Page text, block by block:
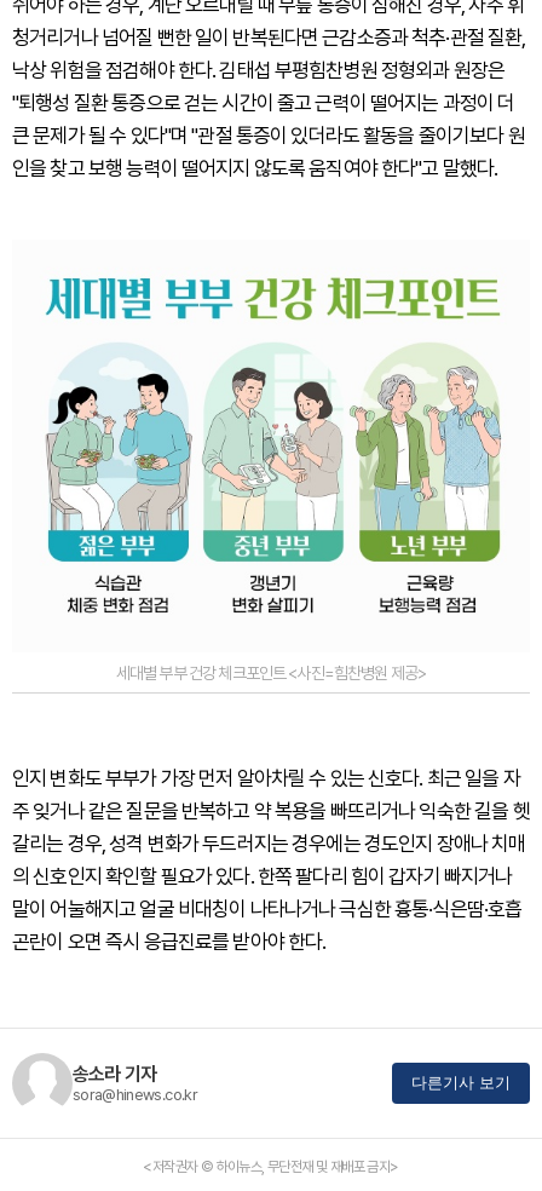
쉬어야 하는 경우, 계단 오르내릴 때 무릎 통증이 심해진 경우, 자주 휘
청거리거나 넘어질 뻔한 일이 반복된다면 근감소증과 척추·관절 질환,
낙상 위험을 점검해야 한다. 김태섭 부평힘찬병원 정형외과 원장은
"퇴행성 질환 통증으로 걷는 시간이 줄고 근력이 떨어지는 과정이 더
큰 문제가 될 수 있다"며 "관절 통증이 있더라도 활동을 줄이기보다 원
인을 찾고 보행 능력이 떨어지지 않도록 움직여야 한다"고 말했다.
세대별 부부 건강 체크포인트 <사진=힘찬병원 제공>
인지 변화도 부부가 가장 먼저 알아차릴 수 있는 신호다. 최근 일을 자
주 잊거나 같은 질문을 반복하고 약 복용을 빠뜨리거나 익숙한 길을 헷
갈리는 경우, 성격 변화가 두드러지는 경우에는 경도인지 장애나 치매
의 신호인지 확인할 필요가 있다. 한쪽 팔다리 힘이 갑자기 빠지거나
말이 어눌해지고 얼굴 비대칭이 나타나거나 극심한 흉통·식은땀·호흡
곤란이 오면 즉시 응급진료를 받아야 한다.
송소라 기자
sora@hinews.co.kr
다른기사 보기
<저작권자 © 하이뉴스, 무단전재 및 재배포 금지>